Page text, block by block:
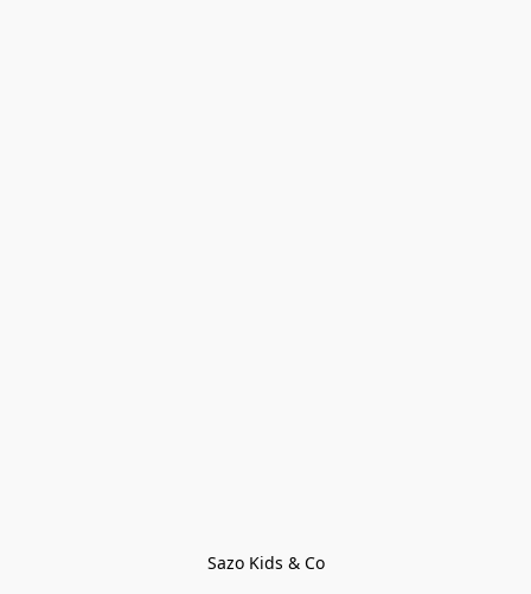
Sazo Kids & Co